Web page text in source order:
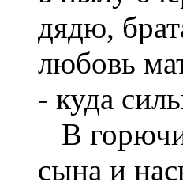
дядю,
любовь
- куда
В
сына и